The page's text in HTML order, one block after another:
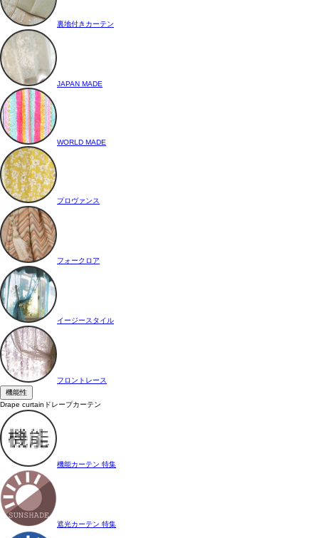
裏地付きカーテン
JAPAN MADE
WORLD MADE
プロヴァンス
フォークロア
イージースタイル
フロントレース
機能性
Drape curtain ドレープカーテン
機能カーテン 特集
遮光カーテン 特集